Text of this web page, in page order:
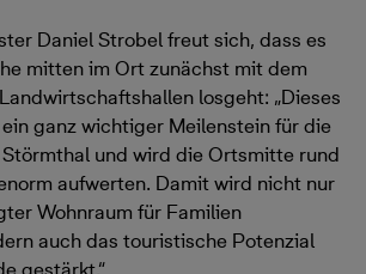
Daniel Strobel freut sich, dass es
mitten im Ort zunächst mit dem
losgeht: „Dieses
ganz wichtiger Meilenstein für die
und wird die Ortsmitte rund
aufwerten. Damit wird nicht nur
Wohnraum für Familien
auch das touristische Potenzial
gestärkt.“